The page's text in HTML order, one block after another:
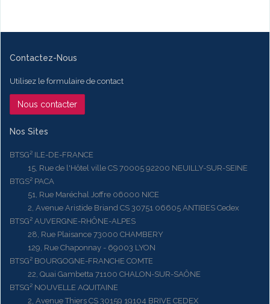
Contactez-Nous
Utilisez le formulaire de contact
Nous contacter
Nos Sites
BTSG² ILE-DE-FRANCE
15, Rue de l'Hôtel ville CS 70005 92200 NEUILLY-SUR-SEINE
BTGS² PACA
51, Rue Maréchal Joffre 06000 NICE
2, Avenue Aristide Briand CS 30751 06605 ANTIBES Cedex
BTSG² AUVERGNE-RHÔNE-ALPES
28, Rue Plaisance 73000 CHAMBERY
129, Rue Chaponnay - 69003 LYON
BTSG² BOURGOGNE-FRANCHE COMTE
22, Quai Gambetta 71100 CHALON-SUR-SAÔNE
BTSG² NOUVELLE AQUITAINE
2, Avenue Thiers CS 30159 19104 BRIVE CEDEX